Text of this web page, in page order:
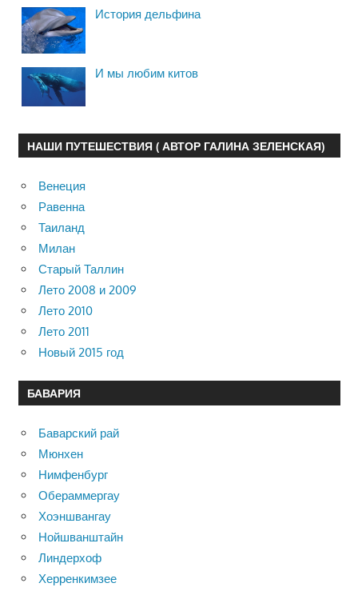
История дельфина
И мы любим китов
НАШИ ПУТЕШЕСТВИЯ ( АВТОР ГАЛИНА ЗЕЛЕНСКАЯ)
Венеция
Равенна
Таиланд
Милан
Старый Таллин
Лето 2008 и 2009
Лето 2010
Лето 2011
Новый 2015 год
БАВАРИЯ
Баварский рай
Мюнхен
Нимфенбург
Обераммергау
Хоэншвангау
Нойшванштайн
Линдерхоф
Херренкимзее